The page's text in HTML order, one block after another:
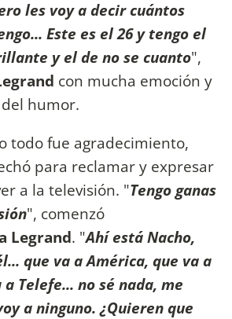
les voy a decir cuántos
Este es el 26 y tengo el
y el de no se cuanto",
con mucha emoción y
humor.
todo fue agradecimiento,
para reclamar y expresar
a la televisión. "Tengo ganas
", comenzó
Legrand. "Ahí está Nacho,
que va a América, que va a
a Telefe... no sé nada, me
a ninguno. ¿Quieren que